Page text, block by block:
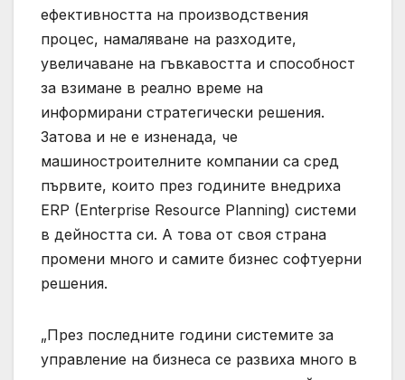
ефективността на производствения
процес, намаляване на разходите,
увеличаване на гъвкавостта и способност
за взимане в реално време на
информирани стратегически решения.
Затова и не е изненада, че
машиностроителните компании са сред
първите, които през годините внедриха
ERP (Enterprise Resource Planning) системи
в дейността си. А това от своя страна
промени много и самите бизнес софтуерни
решения.
„През последните години системите за
управление на бизнеса се развиха много в